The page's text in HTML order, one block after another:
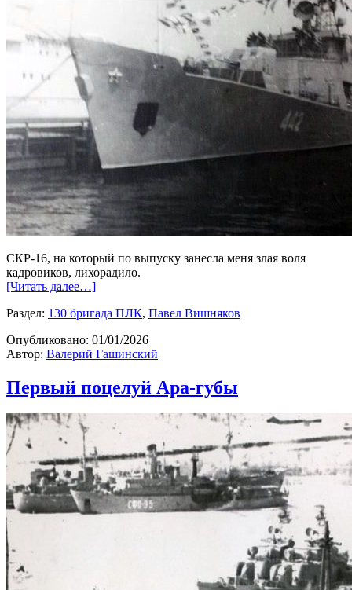
СКР-16, на который по выпуску занесла меня злая воля
кадровиков, лихорадило.
[Читать далее…]
Раздел: 130 бригада ПЛК, Павел Вишняков
Опубликовано: 01/01/2026
Автор: Валерий Гашинский
Первый поцелуй Ара-губы